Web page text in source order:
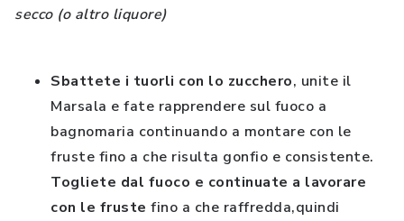
secco (o altro liquore)
Sbattete i tuorli con lo zucchero, unite il
Marsala e fate rapprendere sul fuoco a
bagnomaria continuando a montare con le
fruste fino a che risulta gonfio e consistente.
Togliete dal fuoco e continuate a lavorare
con le fruste fino a che raffredda,quindi